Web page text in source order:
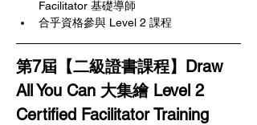
Facilitator 基礎導師
合乎資格參與 Level 2 課程
第7屆【二級證書課程】Draw
All You Can 大集繪 Level 2
Certified Facilitator Training